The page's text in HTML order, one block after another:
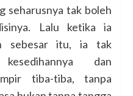
seharusnya tak boleh
Lalu ketika ia
sebesar itu, ia tak
dan
tiba-tiba, tanpa